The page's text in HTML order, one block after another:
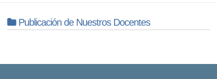
Publicación de Nuestros Docentes